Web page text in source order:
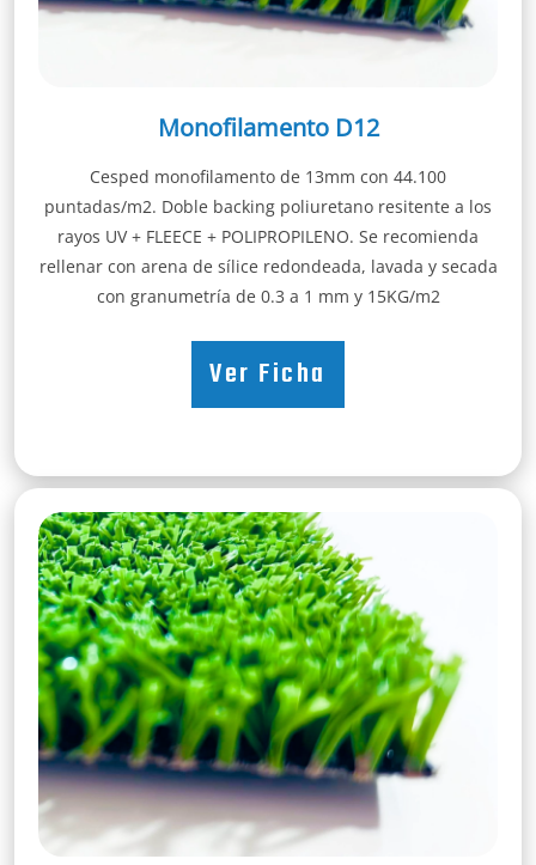
Monofilamento D12
Cesped monofilamento de 13mm con 44.100
puntadas/m2. Doble backing poliuretano resitente a los
rayos UV + FLEECE + POLIPROPILENO. Se recomienda
rellenar con arena de sílice redondeada, lavada y secada
con granumetría de 0.3 a 1 mm y 15KG/m2
Ver Ficha